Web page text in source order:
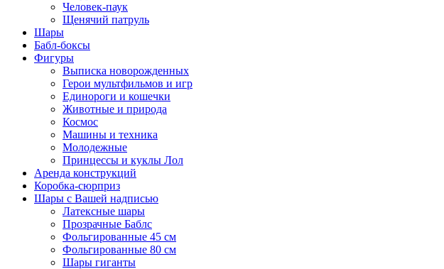
Человек-паук
Щенячий патруль
Шары
Бабл-боксы
Фигуры
Выписка новорожденных
Герои мультфильмов и игр
Единороги и кошечки
Животные и природа
Космос
Машины и техника
Молодежные
Принцессы и куклы Лол
Аренда конструкций
Коробка-сюрприз
Шары с Вашей надписью
Латексные шары
Прозрачные Баблс
Фольгированные 45 см
Фольгированные 80 см
Шары гиганты